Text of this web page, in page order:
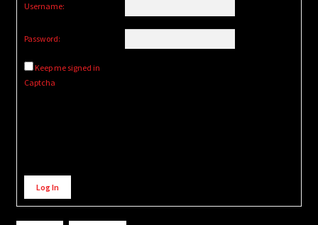
Username:
Password:
Keep me signed in
Captcha
Alternative:
Log In